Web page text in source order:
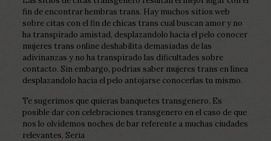
fin de encontrar hembras trans. Hay muchos sitios web
sobre citas con el fin de chicas trans cual buscan amor y no
ha transpirado amistad, desplazandolo hacia el pelo conocer
mujeres trans online deshabilita demasiadas de las
adivinanzas y no ha transpirado las dificultades sobre
contacto. Sin embargo, podrias saber mujeres trans en linea
desplazandolo hacia el pelo antojarse conocerlas tu mismo.
Te sugerimos que quieras banquetes transgenero. Es
posible dar con celebraciones transgenero en el caso de que
nos lo olvidemos noches de bar referente a muchas ciudades
relevantes. Seri­a